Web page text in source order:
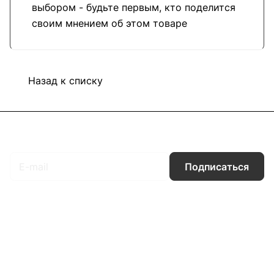
выбором - будьте первым, кто поделится
своим мнением об этом товаре
Назад к списку
Подписаться